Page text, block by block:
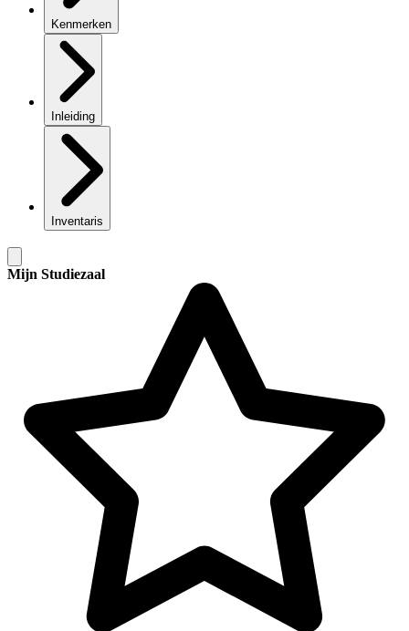
Kenmerken
Inleiding
Inventaris
Mijn Studiezaal